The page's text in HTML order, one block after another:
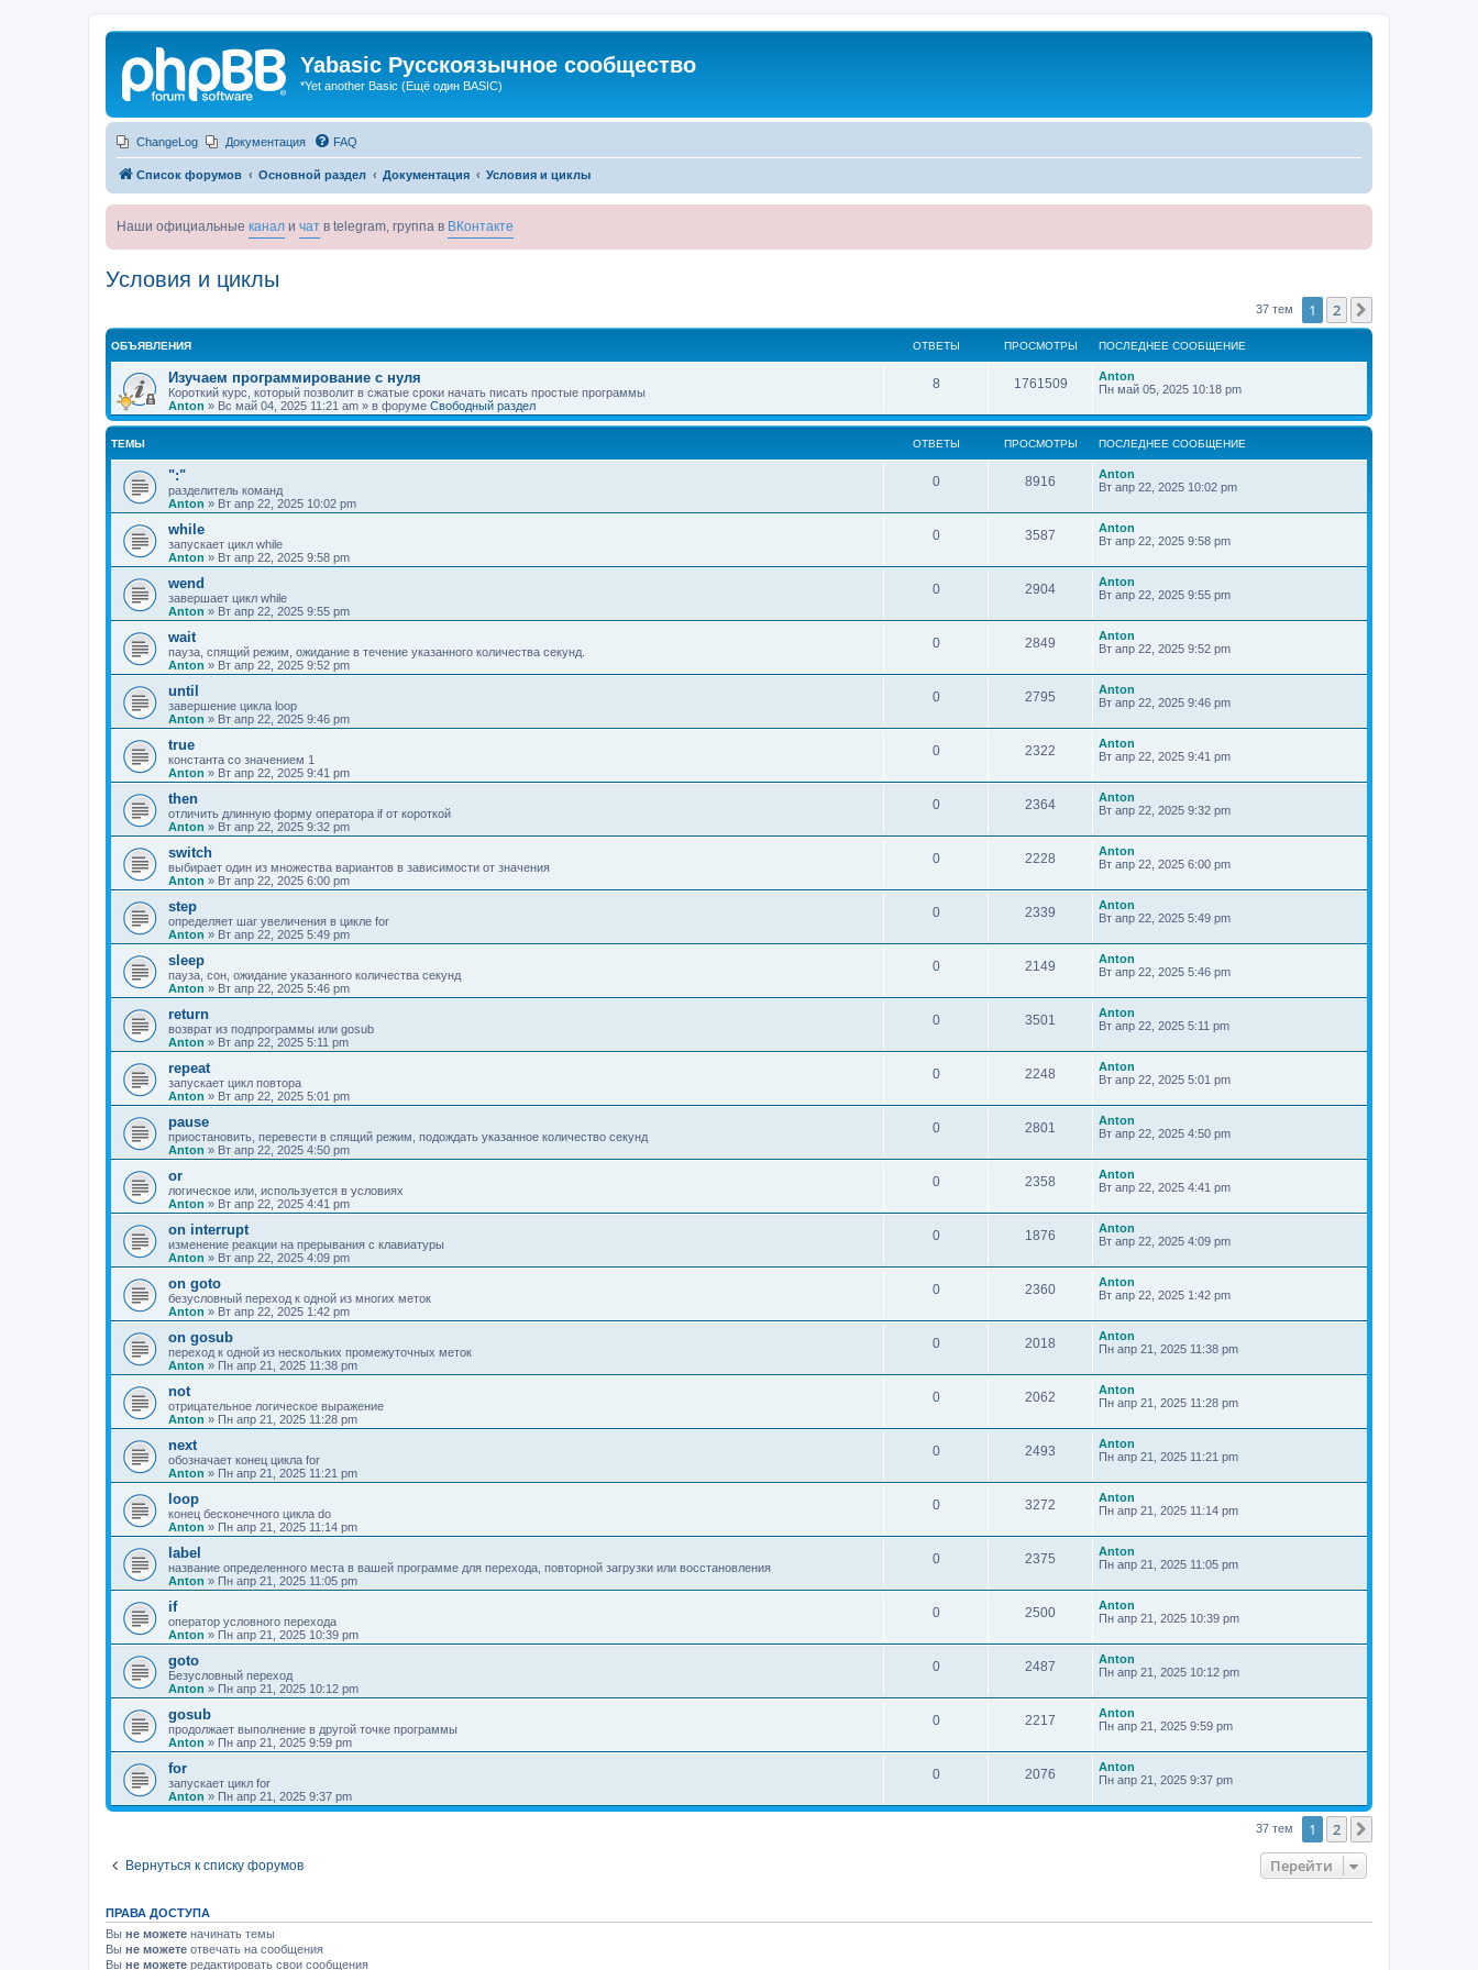
Yabasic Русскоязычное сообщество
*Yet another Basic (Ещё один BASIC)
ChangeLog Документация FAQ
Список форумов Основной раздел Документация Условия и циклы
Наши официальные канал и чат в telegram, группа в ВКонтакте
Условия и циклы
37 тем 1 2
ОБЪЯВЛЕНИЯ ОТВЕТЫ ПРОСМОТРЫ ПОСЛЕДНЕЕ СООБЩЕНИЕ
Изучаем программирование с нуля
Короткий курс, который позволит в сжатые сроки начать писать простые программы
Anton » Вс май 04, 2025 11:21 am » в форуме Свободный раздел
8 1761509
Anton
Пн май 05, 2025 10:18 pm
ТЕМЫ ОТВЕТЫ ПРОСМОТРЫ ПОСЛЕДНЕЕ СООБЩЕНИЕ
":"
разделитель команд
Anton » Вт апр 22, 2025 10:02 pm
0 8916
Anton
Вт апр 22, 2025 10:02 pm
while
запускает цикл while
Anton » Вт апр 22, 2025 9:58 pm
0 3587
Anton
Вт апр 22, 2025 9:58 pm
wend
завершает цикл while
Anton » Вт апр 22, 2025 9:55 pm
0 2904
Anton
Вт апр 22, 2025 9:55 pm
wait
пауза, спящий режим, ожидание в течение указанного количества секунд.
Anton » Вт апр 22, 2025 9:52 pm
0 2849
Anton
Вт апр 22, 2025 9:52 pm
until
завершение цикла loop
Anton » Вт апр 22, 2025 9:46 pm
0 2795
Anton
Вт апр 22, 2025 9:46 pm
true
константа со значением 1
Anton » Вт апр 22, 2025 9:41 pm
0 2322
Anton
Вт апр 22, 2025 9:41 pm
then
отличить длинную форму оператора if от короткой
Anton » Вт апр 22, 2025 9:32 pm
0 2364
Anton
Вт апр 22, 2025 9:32 pm
switch
выбирает один из множества вариантов в зависимости от значения
Anton » Вт апр 22, 2025 6:00 pm
0 2228
Anton
Вт апр 22, 2025 6:00 pm
step
определяет шаг увеличения в цикле for
Anton » Вт апр 22, 2025 5:49 pm
0 2339
Anton
Вт апр 22, 2025 5:49 pm
sleep
пауза, сон, ожидание указанного количества секунд
Anton » Вт апр 22, 2025 5:46 pm
0 2149
Anton
Вт апр 22, 2025 5:46 pm
return
возврат из подпрограммы или gosub
Anton » Вт апр 22, 2025 5:11 pm
0 3501
Anton
Вт апр 22, 2025 5:11 pm
repeat
запускает цикл повтора
Anton » Вт апр 22, 2025 5:01 pm
0 2248
Anton
Вт апр 22, 2025 5:01 pm
pause
приостановить, перевести в спящий режим, подождать указанное количество секунд
Anton » Вт апр 22, 2025 4:50 pm
0 2801
Anton
Вт апр 22, 2025 4:50 pm
or
логическое или, используется в условиях
Anton » Вт апр 22, 2025 4:41 pm
0 2358
Anton
Вт апр 22, 2025 4:41 pm
on interrupt
изменение реакции на прерывания с клавиатуры
Anton » Вт апр 22, 2025 4:09 pm
0 1876
Anton
Вт апр 22, 2025 4:09 pm
on goto
безусловный переход к одной из многих меток
Anton » Вт апр 22, 2025 1:42 pm
0 2360
Anton
Вт апр 22, 2025 1:42 pm
on gosub
переход к одной из нескольких промежуточных меток
Anton » Пн апр 21, 2025 11:38 pm
0 2018
Anton
Пн апр 21, 2025 11:38 pm
not
отрицательное логическое выражение
Anton » Пн апр 21, 2025 11:28 pm
0 2062
Anton
Пн апр 21, 2025 11:28 pm
next
обозначает конец цикла for
Anton » Пн апр 21, 2025 11:21 pm
0 2493
Anton
Пн апр 21, 2025 11:21 pm
loop
конец бесконечного цикла do
Anton » Пн апр 21, 2025 11:14 pm
0 3272
Anton
Пн апр 21, 2025 11:14 pm
label
название определенного места в вашей программе для перехода, повторной загрузки или восстановления
Anton » Пн апр 21, 2025 11:05 pm
0 2375
Anton
Пн апр 21, 2025 11:05 pm
if
оператор условного перехода
Anton » Пн апр 21, 2025 10:39 pm
0 2500
Anton
Пн апр 21, 2025 10:39 pm
goto
Безусловный переход
Anton » Пн апр 21, 2025 10:12 pm
0 2487
Anton
Пн апр 21, 2025 10:12 pm
gosub
продолжает выполнение в другой точке программы
Anton » Пн апр 21, 2025 9:59 pm
0 2217
Anton
Пн апр 21, 2025 9:59 pm
for
запускает цикл for
Anton » Пн апр 21, 2025 9:37 pm
0 2076
Anton
Пн апр 21, 2025 9:37 pm
37 тем 1 2
Вернуться к списку форумов Перейти
ПРАВА ДОСТУПА
Вы не можете начинать темы
Вы не можете отвечать на сообщения
Вы не можете редактировать свои сообщения